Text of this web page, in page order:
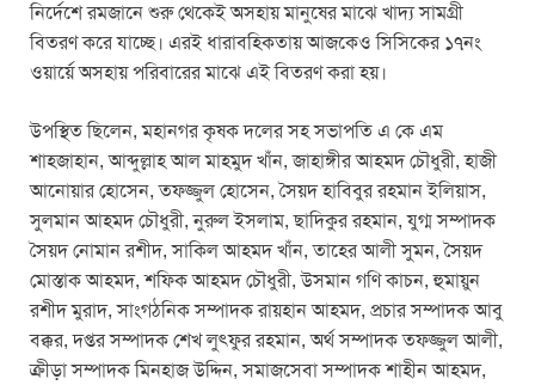
নির্দেশে রমজানে শুরু থেকেই অসহায় মানুষের মাঝে খাদ্য সামগ্রী
বিতরণ করে যাচ্ছে। এরই ধারাবহিকতায় আজকেও সিসিকের ১৭নং
ওয়ার্য়ে অসহায় পরিবারের মাঝে এই বিতরণ করা হয়।
উপস্থিত ছিলেন, মহানগর কৃষক দলের সহ সভাপতি এ কে এম
শাহজাহান, আব্দুল্লাহ আল মাহমুদ খাঁন, জাহাঙ্গীর আহমদ চৌধুরী, হাজী
আনোয়ার হোসেন, তফজ্জুল হোসেন, সৈয়দ হাবিবুর রহমান ইলিয়াস,
সুলমান আহমদ চৌধুরী, নুরুল ইসলাম, ছাদিকুর রহমান, যুগ্ম সম্পাদক
সৈয়দ নোমান রশীদ, সাকিল আহমদ খাঁন, তাহের আলী সুমন, সৈয়দ
মোস্তাক আহমদ, শফিক আহমদ চৌধুরী, উসমান গণি কাচন, হুমায়ুন
রশীদ মুরাদ, সাংগঠনিক সম্পাদক রায়হান আহমদ, প্রচার সম্পাদক আবু
বক্কর, দপ্তর সম্পাদক শেখ লুৎফুর রহমান, অর্থ সম্পাদক তফজ্জুল আলী,
ক্রীড়া সম্পাদক মিনহাজ উদ্দিন, সমাজসেবা সম্পাদক শাহীন আহমদ,